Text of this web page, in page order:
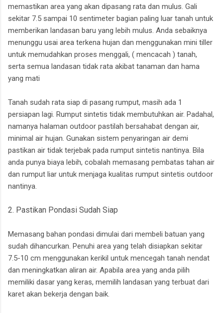
memastikan area yang akan dipasang rata dan mulus. Gali
sekitar 7.5 sampai 10 sentimeter bagian paling luar tanah untuk
memberikan landasan baru yang lebih mulus. Anda sebaiknya
menunggu usai area terkena hujan dan menggunakan mini tiller
untuk memudahkan proses menggali, ( mencacah ) tanah,
serta semua landasan tidak rata akibat tanaman dan hama
yang mati
Tanah sudah rata siap di pasang rumput, masih ada 1
persiapan lagi. Rumput sintetis tidak membutuhkan air. Padahal,
namanya halaman outdoor pastilah bersahabat dengan air,
minimal air hujan. Gunakan sistem penyaringan air demi
pastikan air tidak terjebak pada rumput sintetis nantinya. Bila
anda punya biaya lebih, cobalah memasang pembatas tahan air
dan rumput liar untuk menjaga kualitas rumput sintetis outdoor
nantinya.
2. Pastikan Pondasi Sudah Siap
Memasang bahan pondasi dimulai dari membeli batuan yang
sudah dihancurkan. Penuhi area yang telah disiapkan sekitar
7.5-10 cm menggunakan kerikil untuk mencegah tanah nendat
dan meningkatkan aliran air. Apabila area yang anda pilih
memiliki dasar yang keras, memilih landasan yang terbuat dari
karet akan bekerja dengan baik.